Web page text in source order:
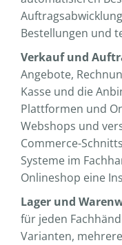
Bestellungen und
Verkauf und
Angebote,
Kasse und die
Plattformen und
Webshops und
Commerce-
Systeme im
Onlineshop eine
Lager und
für jeden
Varianten,